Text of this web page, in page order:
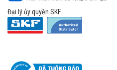
Đại lý ủy quyền SKF